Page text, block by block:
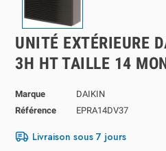
UNITÉ EXTÉRIEURE
3H HT TAILLE 14
Marque
DAIKIN
Référence
EPRA14DV37
Livraison sous 7 jours